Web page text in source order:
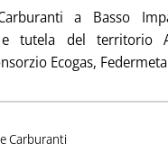
a Basso
e tutela del territorio
Ecogas,
Carburanti